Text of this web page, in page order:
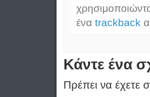
ένα trackback
Κάντε ένα
Πρέπει να έχετε